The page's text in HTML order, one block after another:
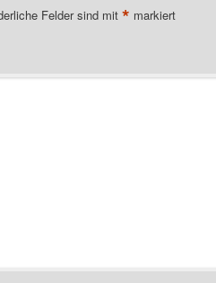
Felder sind mit * markiert